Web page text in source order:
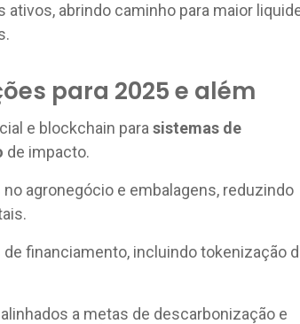
abrindo caminho para maior
para 2025 e além
e blockchain para sistemas de
de impacto.
agronegócio e embalagens, reduzindo
financiamento, incluindo tokenização
a metas de descarbonização e